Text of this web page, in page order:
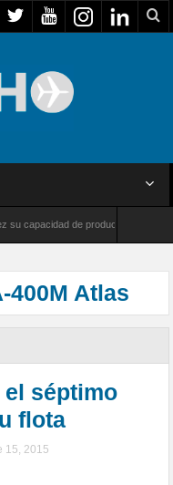
de producción de radares
400M Atlas
el séptimo
flota
15, 2015